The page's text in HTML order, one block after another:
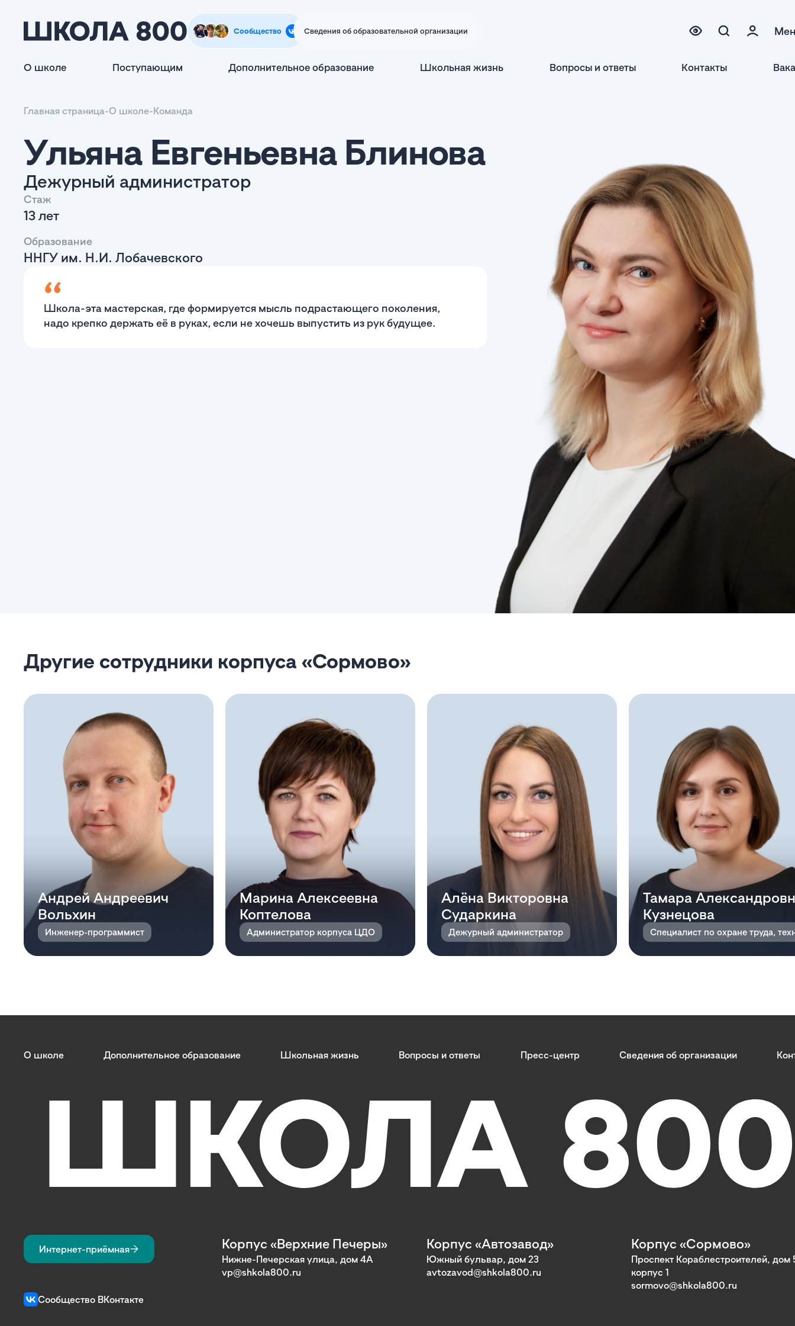
Сообщество Сведения об образовательной организации
О школе Поступающим Дополнительное образование Школьная жизнь Вопросы и ответы Контакты
Главная страница-О школе-Команда
Ульяна Евгеньевна Блинова
Дежурный администратор
Стаж
13 лет
Образование
ННГУ им. Н.И. Лобачевского
Школа-эта мастерская, где формируется мысль подрастающего поколения,
надо крепко держать её в руках, если не хочешь выпустить из рук будущее.
Другие сотрудники корпуса «Сормово»
Андрей Андреевич
Вольхин
Инженер-программист
Марина Алексеевна
Коптелова
Администратор корпуса ЦДО
Алёна Викторовна
Сударкина
Дежурный администратор
Тамара
Кузнецова
О школе Дополнительное образование Школьная жизнь Вопросы и ответы Пресс-центр Сведения об организации
Интернет-приёмная Корпус «Верхние Печеры»
Нижне-Печерская улица, дом 4А
vp@shkola800.ru
Корпус «Автозавод»
Южный бульвар, дом 23
avtozavod@shkola800.ru
Корпус «Сормово»
Проспект Кораблестроителей, дом
корпус 1
sormovo@shkola800.ru
Сообщество ВКонтакте